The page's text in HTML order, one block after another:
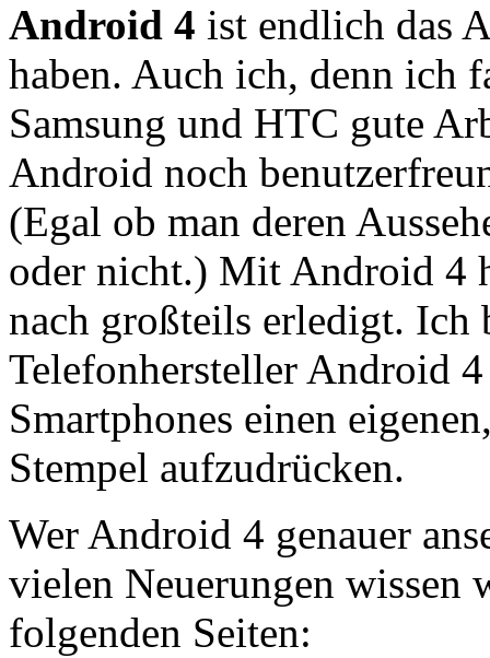
Android 4 ist endlich das
haben. Auch ich, denn ich
Samsung und HTC gute
Android noch
(Egal ob man deren
oder nicht.) Mit Android 4
nach großteils erledigt. Ich
Telefonhersteller Android
Smartphones einen
Stempel aufzudrücken.
Wer Android 4 genauer
vielen Neuerungen wissen
folgenden Seiten: